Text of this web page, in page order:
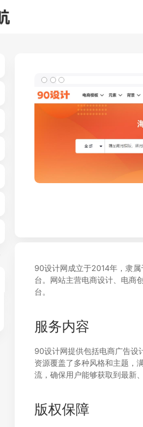
90设计网成立于2014年，隶
台。网站主营电商设计、电商
台。
服务内容
90设计网提供包括电商广告设
资源覆盖了多种风格和主题，
流，确保用户能够获取到最新
版权保障